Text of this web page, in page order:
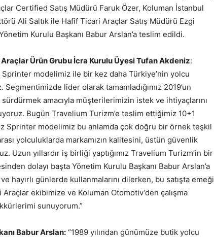
Certified Satış Müdürü Faruk Özer, Koluman İstanbul
Ali Saltık ile Hafif Ticari Araçlar Satış Müdürü Ezgi
Kurulu Başkanı Babur Arslan’a teslim edildi.
Ürün Grubu İcra Kurulu Üyesi Tufan Akdeniz:
Sprinter modelimiz ile bir kez daha Türkiye’nin yolcu
Segmentimizde lider olarak tamamladığımız 2019’un
sürdürmek amacıyla müşterilerimizin istek ve ihtiyaçlarını
Bugün Travelium Turizm’e teslim ettiğimiz 10+1
Sprinter modelimiz bu anlamda çok doğru bir örnek teşkil
yolculuklarda markamızın kalitesini, üstün güvenlik
Uzun yıllardır iş birliği yaptığımız Travelium Turizm’in bir
dolayı başta Yönetim Kurulu Başkanı Babur Arslan’a
hayırlı günlerde kullanmalarını dilerken, bu satışta emeği
ekibimize ve Koluman Otomotiv’den çalışma
sunuyorum.”
Babur Arslan: “1989 yılından günümüze butik yolcu